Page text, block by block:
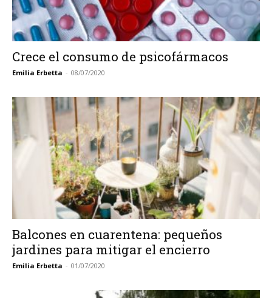
Crece el consumo de psicofármacos
Emilia Erbetta - 08/07/2020
Balcones en cuarentena: pequeños
jardines para mitigar el encierro
Emilia Erbetta - 01/07/2020